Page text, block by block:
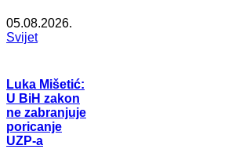
05.08.2026.
Svijet
Luka Mišetić:
U BiH zakon
ne zabranjuje
poricanje
UZP-a